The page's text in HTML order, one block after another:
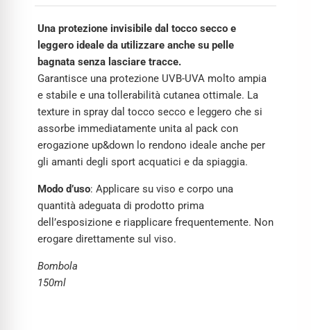
Una protezione invisibile dal tocco secco e
leggero ideale da utilizzare anche su pelle
bagnata senza lasciare tracce.
Garantisce una protezione UVB-UVA molto ampia
e stabile e una tollerabilità cutanea ottimale. La
texture in spray dal tocco secco e leggero che si
assorbe immediatamente unita al pack con
erogazione up&down lo rendono ideale anche per
gli amanti degli sport acquatici e da spiaggia.
Modo d’uso: Applicare su viso e corpo una
quantità adeguata di prodotto prima
dell’esposizione e riapplicare frequentemente. Non
erogare direttamente sul viso.
Bombola
150ml